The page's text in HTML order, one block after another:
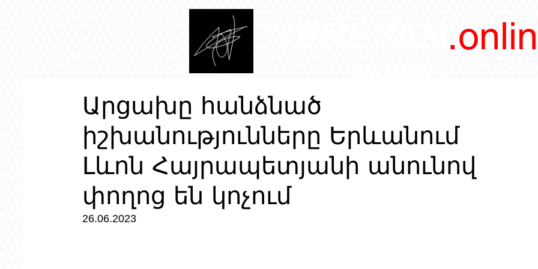
Արցախը հանձնած
իշխանությունները Երևանում
Լևոն Հայրապետյանի անունով
փողոց են կոչում
26.06.2023